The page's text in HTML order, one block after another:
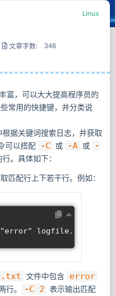
Linux
文章字数: 346
富，可以大大提高程序员的
常用的快捷键，并分类说
据关键词搜索日志，并获取
可以搭配 -C 或 -A 或
-
。具体如下：
匹配行上下若干行。例如：
"error" logfile.txt
文件中包含 error
行。
-C 2 表示输出匹配